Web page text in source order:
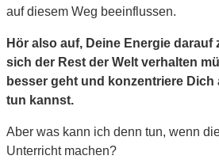
auf diesem Weg beeinflussen.
Hör also auf, Deine Energie darauf
sich der Rest der Welt verhalten
besser geht und konzentriere Dich
tun kannst.
Aber was kann ich denn tun, wenn
Unterricht machen?